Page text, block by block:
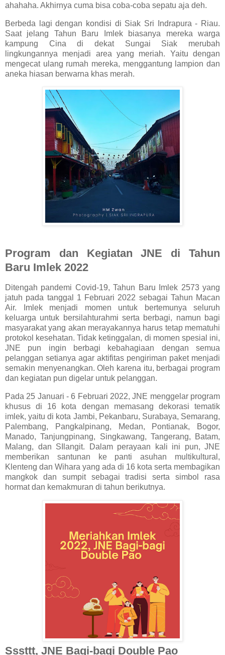
ahahaha. Akhirnya cuma bisa coba-coba sepatu aja deh.
Berbeda lagi dengan kondisi di Siak Sri Indrapura - Riau.
Saat jelang Tahun Baru Imlek biasanya mereka warga
kampung Cina di dekat Sungai Siak merubah
lingkungannya menjadi area yang meriah. Yaitu dengan
mengecat ulang rumah mereka, menggantung lampion dan
aneka hiasan berwarna khas merah.
Program dan Kegiatan JNE di Tahun
Baru Imlek 2022
Ditengah pandemi Covid-19, Tahun Baru Imlek 2573 yang
jatuh pada tanggal 1 Februari 2022 sebagai Tahun Macan
Air. Imlek menjadi momen untuk bertemunya seluruh
keluarga untuk bersilahturahmi serta berbagi, namun bagi
masyarakat yang akan merayakannya harus tetap mematuhi
protokol kesehatan. Tidak ketinggalan, di momen spesial ini,
JNE pun ingin berbagi kebahagiaan dengan semua
pelanggan setianya agar aktifitas pengiriman paket menjadi
semakin menyenangkan. Oleh karena itu, berbagai program
dan kegiatan pun digelar untuk pelanggan.
Pada 25 Januari - 6 Februari 2022, JNE menggelar program
khusus di 16 kota dengan memasang dekorasi tematik
imlek, yaitu di kota Jambi, Pekanbaru, Surabaya, Semarang,
Palembang, Pangkalpinang, Medan, Pontianak, Bogor,
Manado, Tanjungpinang, Singkawang, Tangerang, Batam,
Malang, dan SIlangit. Dalam perayaan kali ini pun, JNE
memberikan santunan ke panti asuhan multikultural,
Klenteng dan Wihara yang ada di 16 kota serta membagikan
mangkok dan sumpit sebagai tradisi serta simbol rasa
hormat dan kemakmuran di tahun berikutnya.
Sssttt, JNE Bagi-bagi Double Pao